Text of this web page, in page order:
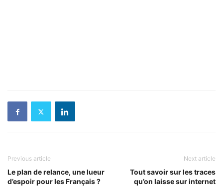
Previous article
Le plan de relance, une lueur
d’espoir pour les Français ?
Next article
Tout savoir sur les traces
qu’on laisse sur internet